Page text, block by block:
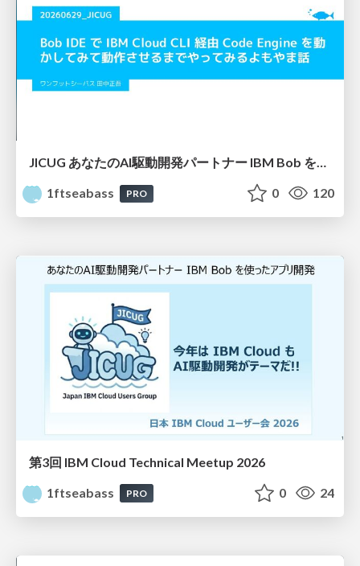
JICUG あなたのAI駆動開発パートナー IBM Bob を使ったアプリ開発 vol.2
1ftseabass
PRO 0 120
第3回 IBM Cloud Technical Meetup 2026
1ftseabass
PRO 0 24